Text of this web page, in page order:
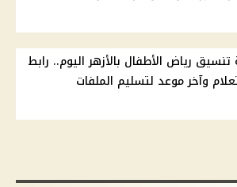
تنسيق رياض الأطفال بالأزهر اليوم.. رابط
وآخر موعد لتسليم الملفات